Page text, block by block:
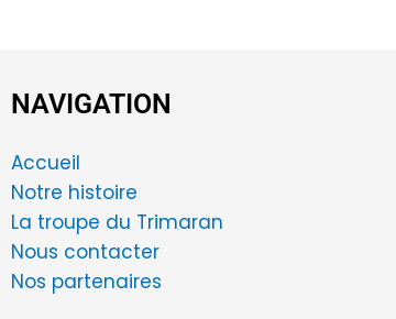
NAVIGATION
Accueil
Notre histoire
La troupe du Trimaran
Nous contacter
Nos partenaires